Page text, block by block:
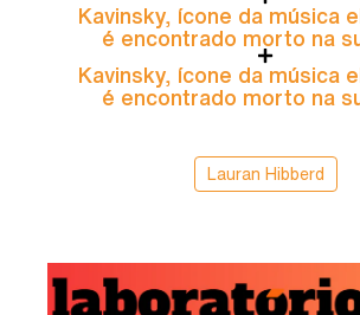
Kavinsky, ícone da música
é encontrado morto na
Kavinsky, ícone da música
é encontrado morto na
Lauran Hibberd